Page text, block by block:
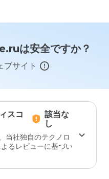
は安全ですか？
ブサイト
スコ
該当な
し
当社独自のテクノロ
るレビューに基づい